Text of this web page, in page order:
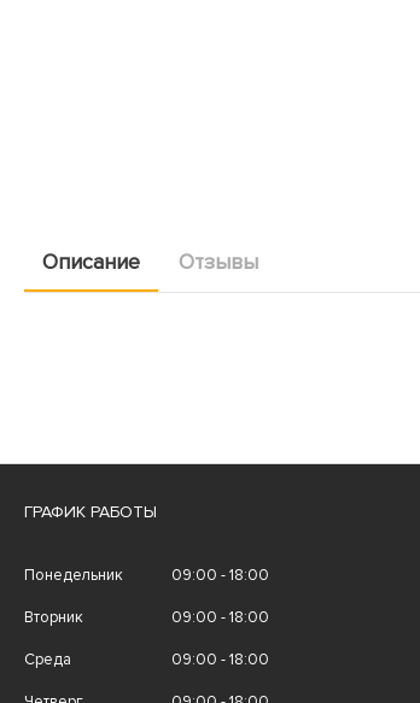
Описание Отзывы
ГРАФИК РАБОТЫ
Понедельник 09:00 - 18:00
Вторник 09:00 - 18:00
Среда 09:00 - 18:00